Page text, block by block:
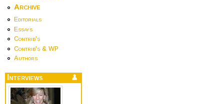
Archive
Editorials
Essays
Contrib's
Contrib's & WP
Authors
Interviews